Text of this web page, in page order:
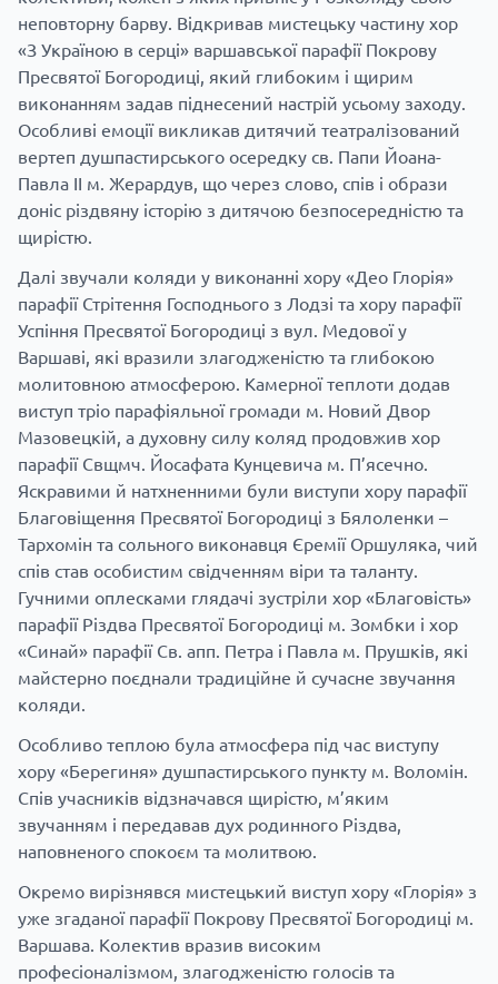
неповторну барву. Відкривав мистецьку частину хор
«З Україною в серці» варшавської парафії Покрову
Пресвятої Богородиці, який глибоким і щирим
виконанням задав піднесений настрій усьому заходу.
Особливі емоції викликав дитячий театралізований
вертеп душпастирського осередку св. Папи Йоана-
Павла ІІ м. Жерардув, що через слово, спів і образи
доніс різдвяну історію з дитячою безпосередністю та
щирістю.
Далі звучали коляди у виконанні хору «Део Глорія»
парафії Стрітення Господнього з Лодзі та хору парафії
Успіння Пресвятої Богородиці з вул. Медової у
Варшаві, які вразили злагодженістю та глибокою
молитовною атмосферою. Камерної теплоти додав
виступ тріо парафіяльної громади м. Новий Двор
Мазовецкій, а духовну силу коляд продовжив хор
парафії Свщмч. Йосафата Кунцевича м. П’ясечно.
Яскравими й натхненними були виступи хору парафії
Благовіщення Пресвятої Богородиці з Бялоленки –
Тархомін та сольного виконавця Єремії Оршуляка, чий
спів став особистим свідченням віри та таланту.
Гучними оплесками глядачі зустріли хор «Благовість»
парафії Різдва Пресвятої Богородиці м. Зомбки і хор
«Синай» парафії Св. апп. Петра і Павла м. Прушків, які
майстерно поєднали традиційне й сучасне звучання
коляди.
Особливо теплою була атмосфера під час виступу
хору «Берегиня» душпастирського пункту м. Воломін.
Спів учасників відзначався щирістю, м’яким
звучанням і передавав дух родинного Різдва,
наповненого спокоєм та молитвою.
Окремо вирізнявся мистецький виступ хору «Глорія» з
уже згаданої парафії Покрову Пресвятої Богородиці м.
Варшава. Колектив вразив високим
професіоналізмом, злагодженістю голосів та